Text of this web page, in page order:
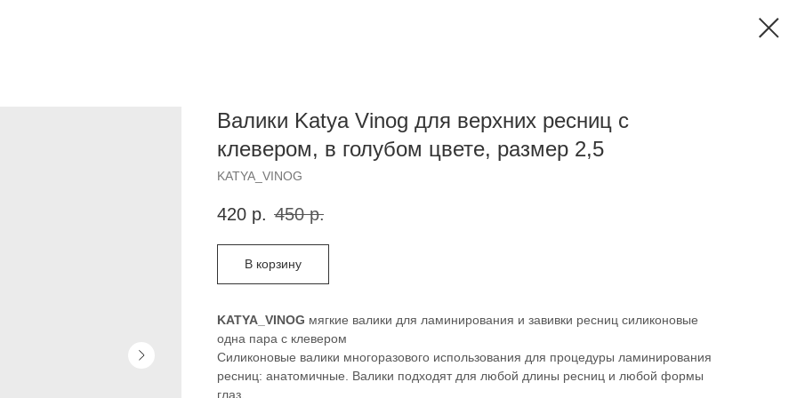
Валики Katya Vinog для верхних ресниц с
клевером, в голубом цвете, размер 2,5
KATYA_VINOG
420 р. 450 р.
В корзину
KATYA_VINOG мягкие валики для ламинирования и завивки ресниц силиконовые
одна пара c клевером
Силиконовые валики многоразового использования для процедуры ламинирования
ресниц: анатомичные. Валики подходят для любой длины ресниц и любой формы
глаз.